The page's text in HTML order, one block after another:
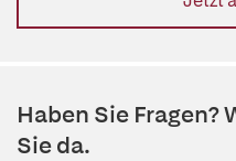
Haben Sie Fragen?
Sie da.